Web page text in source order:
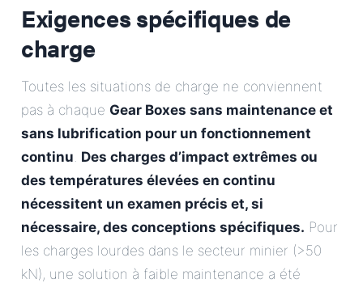
Exigences spécifiques de
charge
Toutes les situations de charge ne conviennent
pas à chaque Gear Boxes sans maintenance et
sans lubrification pour un fonctionnement
continu. Des charges d’impact extrêmes ou
des températures élevées en continu
nécessitent un examen précis et, si
nécessaire, des conceptions spécifiques. Pour
les charges lourdes dans le secteur minier (>50
kN), une solution à faible maintenance a été